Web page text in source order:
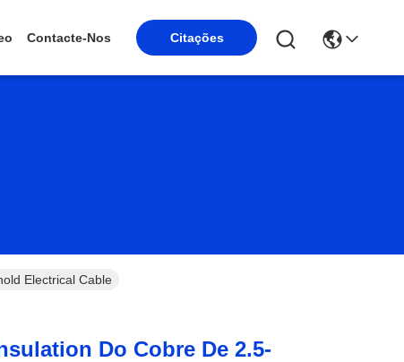
Contacte-Nos Citações
Electrical Cable
Do Cobre De 2.5-